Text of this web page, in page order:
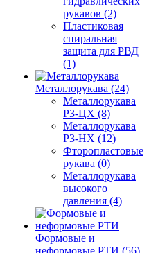
рукавов (2)
Пластиковая
спиральная
защита для РВД
(1)
Металлорукава (24)
Металлорукава
Р3-ЦХ (8)
Металлорукава
Р3-НХ (12)
Фторопластовые
рукава (0)
Металлорукава
высокого
давления (4)
Формовые и
неформовые РТИ (56)